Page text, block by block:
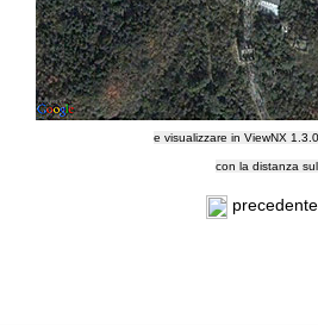
e visualizzare in ViewNX
con la distanza
precedente